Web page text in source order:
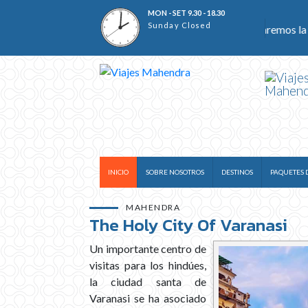
MON - SET 9.30 - 18.30
Sunday Closed
completo, lo ayudaremos con ideas o verificaremos la
INICIO SOBRE NOSOTROS DESTINOS PAQUETES
MAHENDRA
The Holy City Of Varanasi
Un importante centro de
visitas para los hindúes,
la ciudad santa de
Varanasi se ha asociado